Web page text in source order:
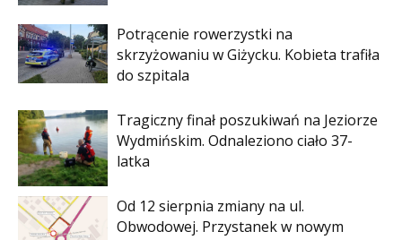
Potrącenie rowerzystki na
skrzyżowaniu w Giżycku. Kobieta trafiła
do szpitala
Tragiczny finał poszukiwań na Jeziorze
Wydmińskim. Odnaleziono ciało 37-
latka
Od 12 sierpnia zmiany na ul.
Obwodowej. Przystanek w nowym